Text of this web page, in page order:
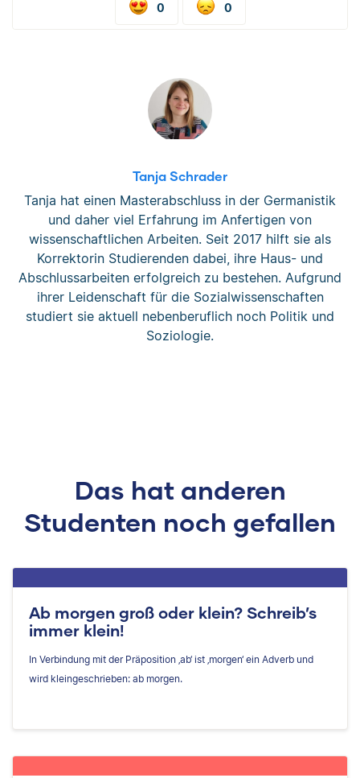
0 0
Tanja Schrader
Tanja hat einen Masterabschluss in der Germanistik
und daher viel Erfahrung im Anfertigen von
wissenschaftlichen Arbeiten. Seit 2017 hilft sie als
Korrektorin Studierenden dabei, ihre Haus- und
Abschlussarbeiten erfolgreich zu bestehen. Aufgrund
ihrer Leidenschaft für die Sozialwissenschaften
studiert sie aktuell nebenberuflich noch Politik und
Soziologie.
Das hat anderen
Studenten noch gefallen
Ab morgen groß oder klein? Schreib’s
immer klein!
In Verbindung mit der Präposition ‚ab‘ ist ‚morgen‘ ein Adverb und
wird kleingeschrieben: ab morgen.